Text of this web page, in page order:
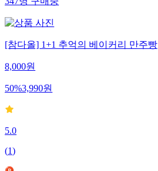
347명구매중
[참다올] 1+1 추억의 베이커리 만주빵
8,000원
50%3,990원
5.0
(1)